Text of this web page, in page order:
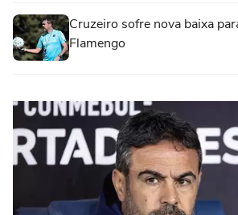
Cruzeiro sofre nova baixa
Flamengo